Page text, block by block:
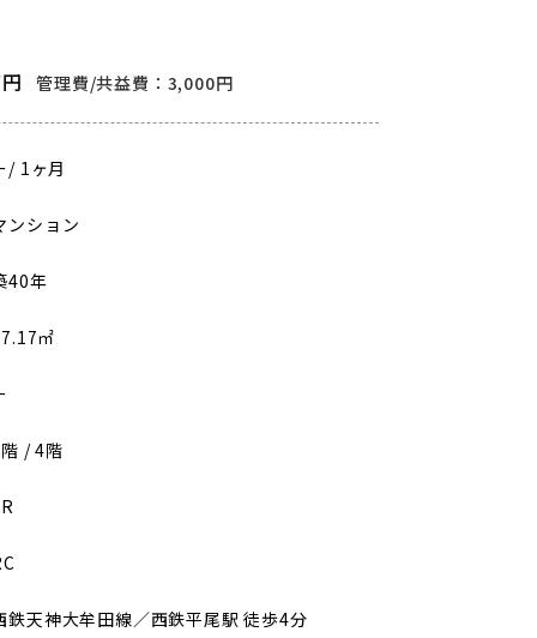
管理費/共益費：3,000円
/ 1ヶ月
ンション
40年
㎡
/ 4階
鉄天神大牟田線／西鉄平尾駅 徒歩4分